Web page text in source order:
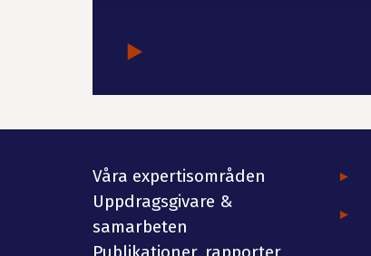
Våra expertisområden
Uppdragsgivare &
samarbeten